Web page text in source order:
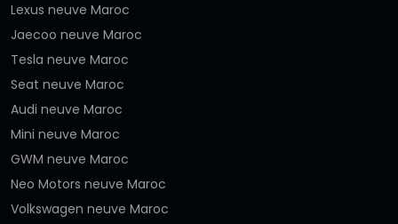
Lexus neuve Maroc
Jaecoo neuve Maroc
Tesla neuve Maroc
Seat neuve Maroc
Audi neuve Maroc
Mini neuve Maroc
GWM neuve Maroc
Neo Motors neuve Maroc
Volkswagen neuve Maroc